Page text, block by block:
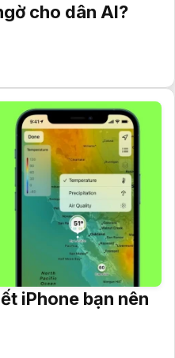
cho dân AI?
iPhone bạn nên